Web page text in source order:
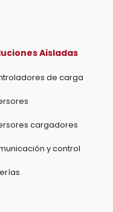
Aisladas
de carga
cargadores
y control